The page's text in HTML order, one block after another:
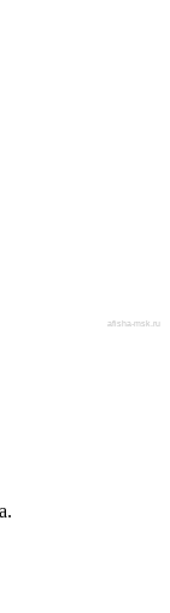
afisha-msk.ru